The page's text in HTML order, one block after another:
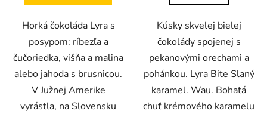
Horká čokoláda Lyra s
posypom: ríbezľa a
čučoriedka, višňa a malina
alebo jahoda s brusnicou.
V Južnej Amerike
vyrástla, na Slovensku
Kúsky skvelej bielej
čokolády spojenej s
pekanovými orechami a
pohánkou. Lyra Bite Slaný
karamel. Wau. Bohatá
chuť krémového karamelu